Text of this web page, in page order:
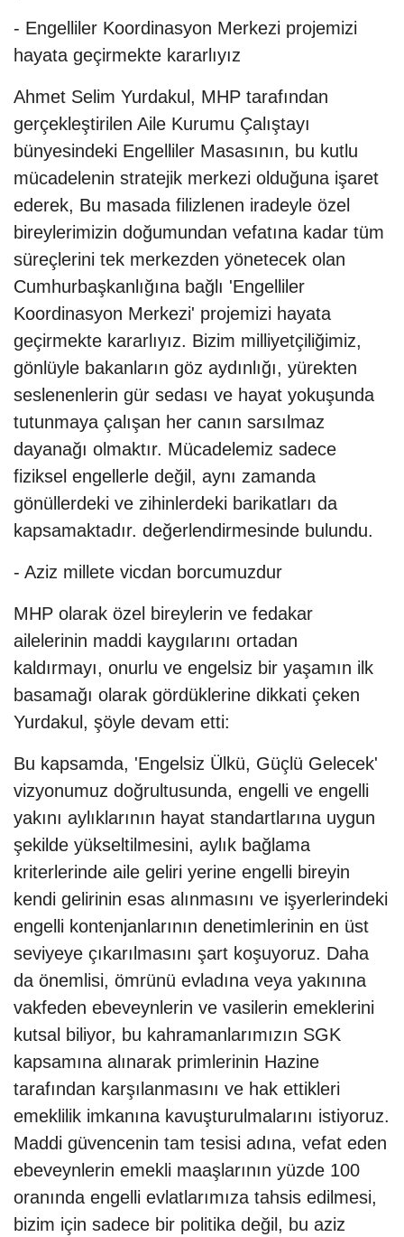
- Engelliler Koordinasyon Merkezi projemizi
hayata geçirmekte kararlıyız
Ahmet Selim Yurdakul, MHP tarafından
gerçekleştirilen Aile Kurumu Çalıştayı
bünyesindeki Engelliler Masasının, bu kutlu
mücadelenin stratejik merkezi olduğuna işaret
ederek, Bu masada filizlenen iradeyle özel
bireylerimizin doğumundan vefatına kadar tüm
süreçlerini tek merkezden yönetecek olan
Cumhurbaşkanlığına bağlı 'Engelliler
Koordinasyon Merkezi' projemizi hayata
geçirmekte kararlıyız. Bizim milliyetçiliğimiz,
gönlüyle bakanların göz aydınlığı, yürekten
seslenenlerin gür sedası ve hayat yokuşunda
tutunmaya çalışan her canın sarsılmaz
dayanağı olmaktır. Mücadelemiz sadece
fiziksel engellerle değil, aynı zamanda
gönüllerdeki ve zihinlerdeki barikatları da
kapsamaktadır. değerlendirmesinde bulundu.
- Aziz millete vicdan borcumuzdur
MHP olarak özel bireylerin ve fedakar
ailelerinin maddi kaygılarını ortadan
kaldırmayı, onurlu ve engelsiz bir yaşamın ilk
basamağı olarak gördüklerine dikkati çeken
Yurdakul, şöyle devam etti:
Bu kapsamda, 'Engelsiz Ülkü, Güçlü Gelecek'
vizyonumuz doğrultusunda, engelli ve engelli
yakını aylıklarının hayat standartlarına uygun
şekilde yükseltilmesini, aylık bağlama
kriterlerinde aile geliri yerine engelli bireyin
kendi gelirinin esas alınmasını ve işyerlerindeki
engelli kontenjanlarının denetimlerinin en üst
seviyeye çıkarılmasını şart koşuyoruz. Daha
da önemlisi, ömrünü evladına veya yakınına
vakfeden ebeveynlerin ve vasilerin emeklerini
kutsal biliyor, bu kahramanlarımızın SGK
kapsamına alınarak primlerinin Hazine
tarafından karşılanmasını ve hak ettikleri
emeklilik imkanına kavuşturulmalarını istiyoruz.
Maddi güvencenin tam tesisi adına, vefat eden
ebeveynlerin emekli maaşlarının yüzde 100
oranında engelli evlatlarımıza tahsis edilmesi,
bizim için sadece bir politika değil, bu aziz